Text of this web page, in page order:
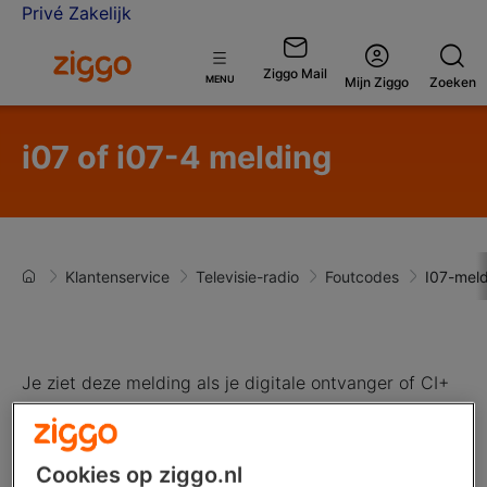
Privé Zakelijk
Ga naar de Ziggo homepage
MENU Ziggo Mail Open
Mijn Ziggo
Zoeken
i07 of i07-4 melding
Klantenservice Televisie-radio Foutcodes I07-
Je ziet deze melding als je digitale ontvanger of CI+
Module je smartcard aan het lezen is. Zo weet je
apparaat precies welke televisiepakketten er in je
abonnement zitten. Dit duurt maximaal 10 seconden,
Cookies op ziggo.nl